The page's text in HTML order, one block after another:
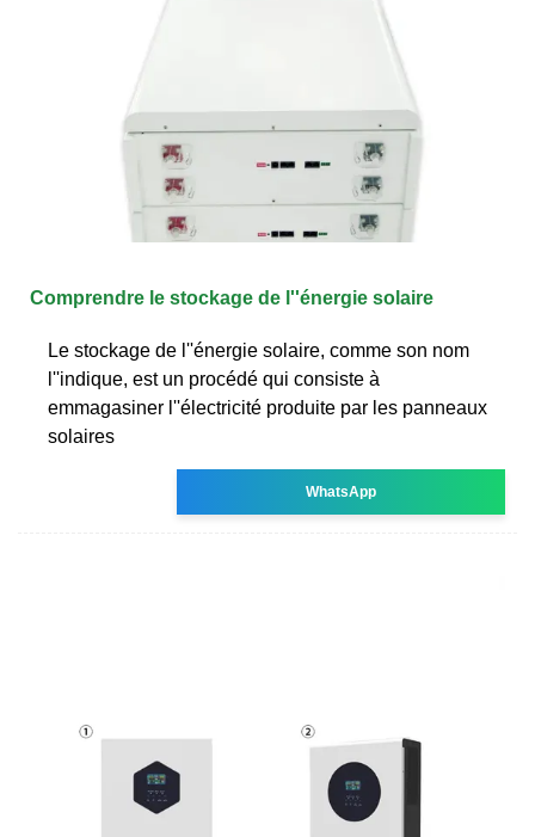
Comprendre le stockage de l''énergie solaire
Le stockage de l''énergie solaire, comme son nom
l''indique, est un procédé qui consiste à
emmagasiner l''électricité produite par les panneaux
solaires
WhatsApp